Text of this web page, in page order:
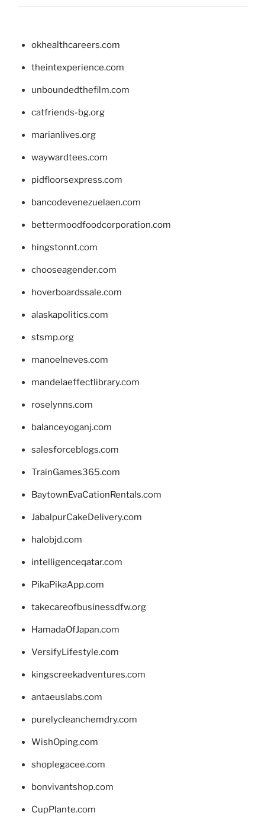
okhealthcareers.com
theintexperience.com
unboundedthefilm.com
catfriends-bg.org
marianlives.org
waywardtees.com
pidfloorsexpress.com
bancodevenezuelaen.com
bettermoodfoodcorporation.com
hingstonnt.com
chooseagender.com
hoverboardssale.com
alaskapolitics.com
stsmp.org
manoelneves.com
mandelaeffectlibrary.com
roselynns.com
balanceyoganj.com
salesforceblogs.com
TrainGames365.com
BaytownEvaCationRentals.com
JabalpurCakeDelivery.com
halobjd.com
intelligenceqatar.com
PikaPikaApp.com
takecareofbusinessdfw.org
HamadaOfJapan.com
VersifyLifestyle.com
kingscreekadventures.com
antaeuslabs.com
purelycleanchemdry.com
WishOping.com
shoplegacee.com
bonvivantshop.com
CupPlante.com